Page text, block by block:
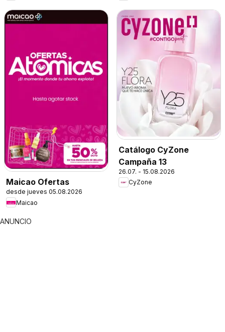
Maicao Ofertas
desde jueves 05.08.2026
Maicao
Catálogo CyZone
Campaña 13
26.07. - 15.08.2026
CyZone
ANUNCIO